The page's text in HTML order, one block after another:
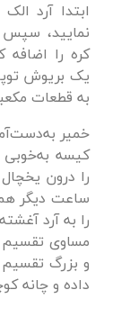
ابتدا آرد
نمایید،
کره را
یک بریوش
به قطعات
خمیر
ساعت دیگر
مساوی
و بزرگ
داده و چانه